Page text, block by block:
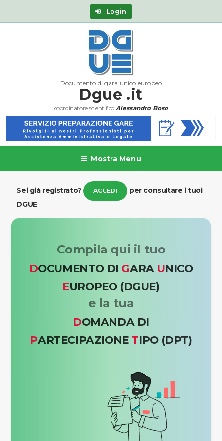
Login
Documento di gara unico europeo
Dgue .it
coordinatore scientifico Alessandro Boso
Mostra Menu
Sei già registrato? ACCEDI
per consultare i tuoi
DGUE
Compila qui il tuo
DOCUMENTO DI GARA UNICO
EUROPEO (DGUE)
e la tua
DOMANDA DI
PARTECIPAZIONE TIPO (DPT)